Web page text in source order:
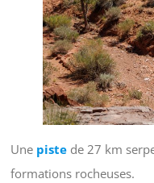
Une pistede 27 km
formations rocheuses.